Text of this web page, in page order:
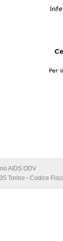
AIDS ODV
Torino - Codice